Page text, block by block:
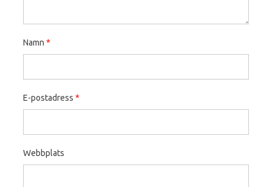
Namn *
E-postadress *
Webbplats